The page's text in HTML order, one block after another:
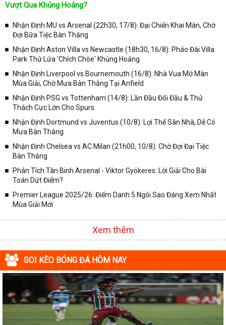
Vượt Qua Khủng Hoảng?
Nhận Định MU vs Arsenal (22h30, 17/8): Đại Chiến Khai Màn, Chờ
Đợi Bữa Tiệc Bàn Thắng
Nhận Định Aston Villa vs Newcastle (18h30, 16/8): Pháo Đài Villa
Park Thử Lửa 'Chích Chòe' Khủng Hoảng
Nhận Định Liverpool vs Bournemouth (16/8): Nhà Vua Mở Màn
Mùa Giải, Chờ Mưa Bàn Thắng Tại Anfield
Nhận Định PSG vs Tottenham (14/8): Lần Đầu Đối Đầu & Thử
Thách Cực Lớn Cho Spurs
Nhận Định Dortmund vs Juventus (10/8): Lợi Thế Sân Nhà, Dễ Có
Mưa Bàn Thắng
Nhận Định Chelsea vs AC Milan (21h00, 10/8): Chờ Đợi Đại Tiệc
Bàn Thắng
Phân Tích Tân Binh Arsenal - Viktor Gyökeres: Lời Giải Cho Bài
Toán Dứt Điểm?
Premier League 2025/26: Điểm Danh 5 Ngôi Sao Đáng Xem Nhất
Mùa Giải Mới
Xem thêm
SOI KÈO BÓNG ĐÁ HÔM NAY